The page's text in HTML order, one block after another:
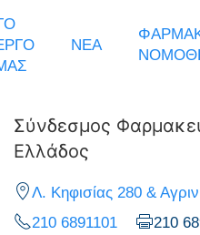
ΝΕΑ
Σύνδεσμος
Ελλάδος
Λ. Κηφισίας 280 &
210 6891101
210